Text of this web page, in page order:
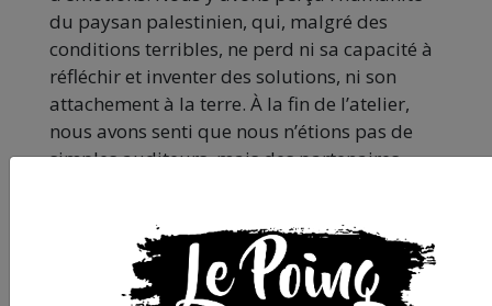
du paysan palestinien, qui, malgré des
conditions terribles, ne perd ni sa capacité à
réfléchir et inventer des solutions, ni son
attachement à la terre. À la fin de l’atelier,
nous avons senti que nous n’étions pas de
simples auditeurs, mais des partenaires
douleurs, et partagé avec eux une petite
flamme d’espérance : qu’un jour la terre,
l’eau et les fournitures soient libérées, pour